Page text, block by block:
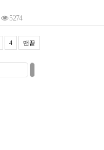
5274
4 맨끝